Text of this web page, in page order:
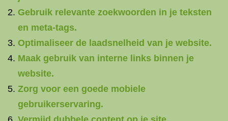
Gebruik relevante zoekwoorden in je teksten
en meta-tags.
Optimaliseer de laadsnelheid van je website.
Maak gebruik van interne links binnen je
website.
Zorg voor een goede mobiele
gebruikerservaring.